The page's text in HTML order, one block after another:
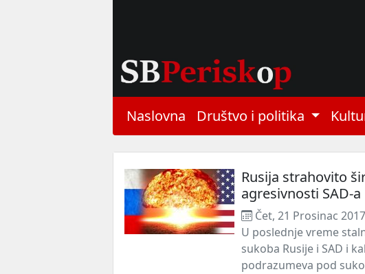
Naslovna Društvo i politika
Rusija strahovito
agresivnosti SAD-a
Čet, 21 Prosinac 2017
U poslednje vreme
sukoba Rusije i SAD i
podrazumeva pod